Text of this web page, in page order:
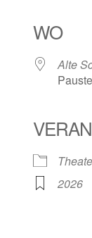
Kalender
WO
Alte
2026